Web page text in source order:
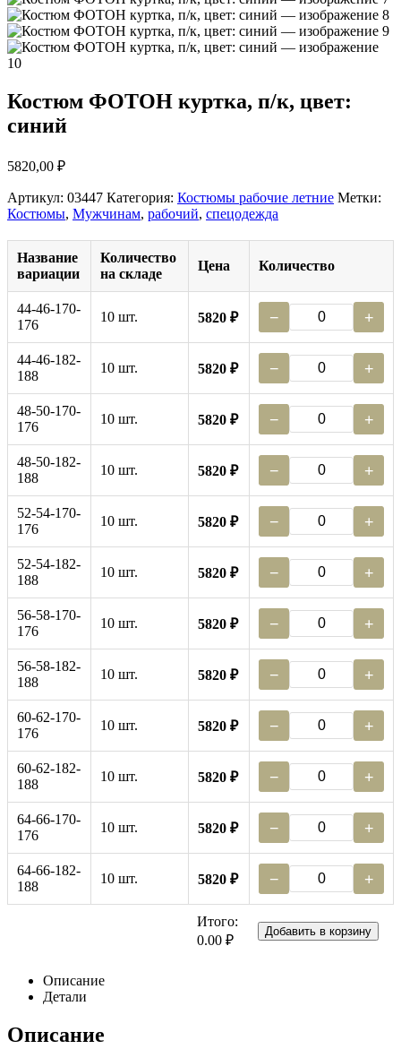
Костюм ФОТОН куртка, п/к, цвет:
синий
5820,00 ₽
Артикул: 03447 Категория: Костюмы рабочие летние Метки:
Костюмы, Мужчинам, рабочий, спецодежда
Название
вариации
Количество
на складе
Цена Количество
44-46-170-
176
10 шт. 5820 ₽ − +
44-46-182-
188
10 шт. 5820 ₽ − +
48-50-170-
176
10 шт. 5820 ₽ − +
48-50-182-
188
10 шт. 5820 ₽ − +
52-54-170-
176
10 шт. 5820 ₽ − +
52-54-182-
188
10 шт. 5820 ₽ − +
56-58-170-
176
10 шт. 5820 ₽ − +
56-58-182-
188
10 шт. 5820 ₽ − +
60-62-170-
176
10 шт. 5820 ₽ − +
60-62-182-
188
10 шт. 5820 ₽ − +
64-66-170-
176
10 шт. 5820 ₽ − +
64-66-182-
188
10 шт. 5820 ₽ − +
Итого:
0.00 ₽
Добавить в корзину
Описание
Детали
Описание